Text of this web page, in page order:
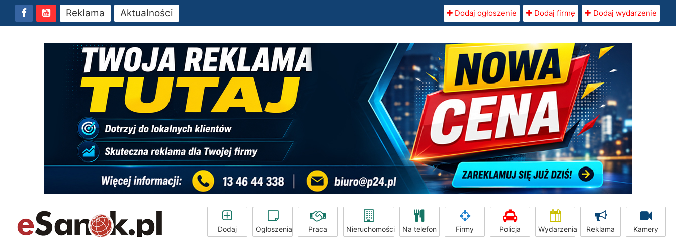
Reklama Aktualności Dodaj ogłoszenie Dodaj firmę Dodaj wydarzenie
Dodaj Ogłoszenia Praca Nieruchomości Na telefon Firmy Policja Wydarzenia Reklama Kamery